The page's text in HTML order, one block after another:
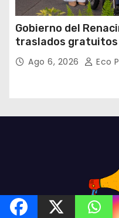
Gobierno del
traslados gratuitos
del CREE
Ago 6, 2026 Eco